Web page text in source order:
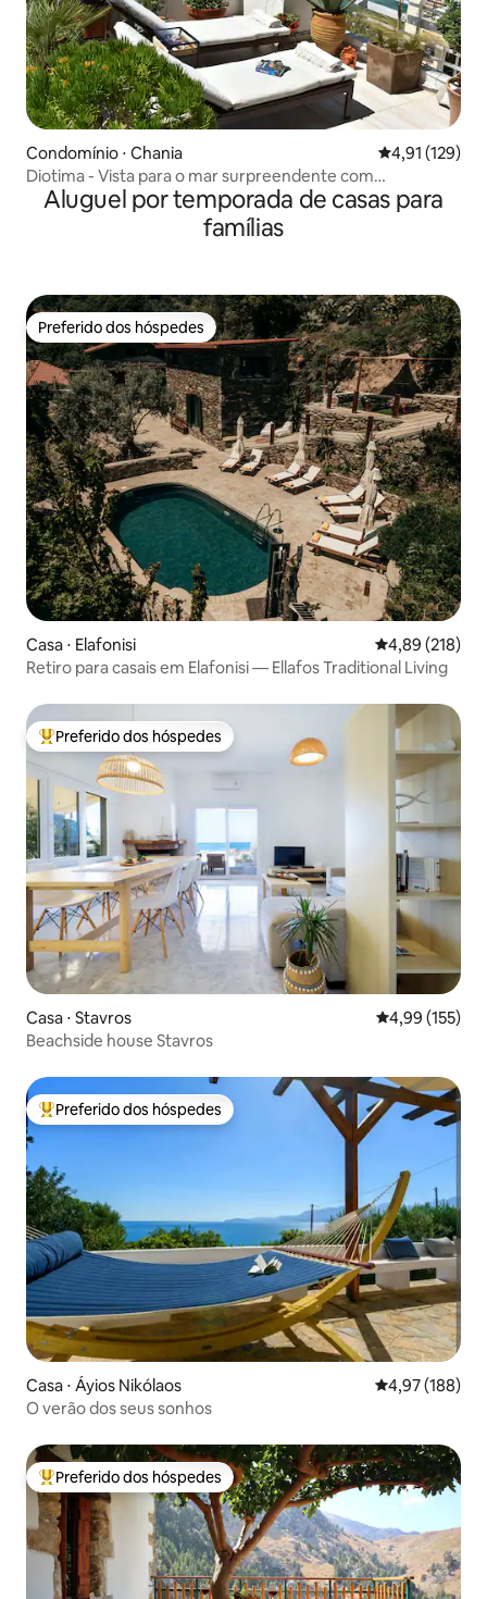
Condomínio ⋅ Chania 4,91 de uma
4,91 (129)
Diotima - Vista para o mar surpreendente com
estacionamento privativo
Aluguel por temporada de casas para
famílias
Preferido dos hóspedes
Preferido dos hóspedes
Casa ⋅ Elafonisi 4,89 de uma
4,89 (218)
Retiro para casais em Elafonisi — Ellafos Traditional Living
Entre os melhores preferidos dos hóspedes
Preferido dos hóspedes
Casa ⋅ Stavros 4,99 de uma
4,99 (155)
Beachside house Stavros
Entre os melhores preferidos dos hóspedes
Preferido dos hóspedes
Casa ⋅ Áyios Nikólaos 4,97 de uma
4,97 (188)
O verão dos seus sonhos
Entre os melhores preferidos dos hóspedes
Preferido dos hóspedes